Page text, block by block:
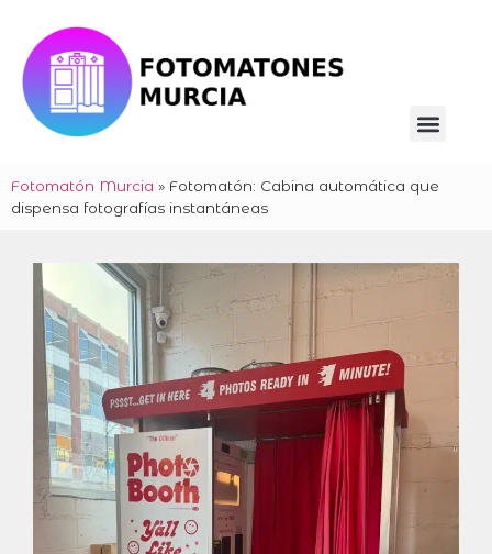
Fotomatón Murcia » Fotomatón: Cabina automática que
dispensa fotografías instantáneas